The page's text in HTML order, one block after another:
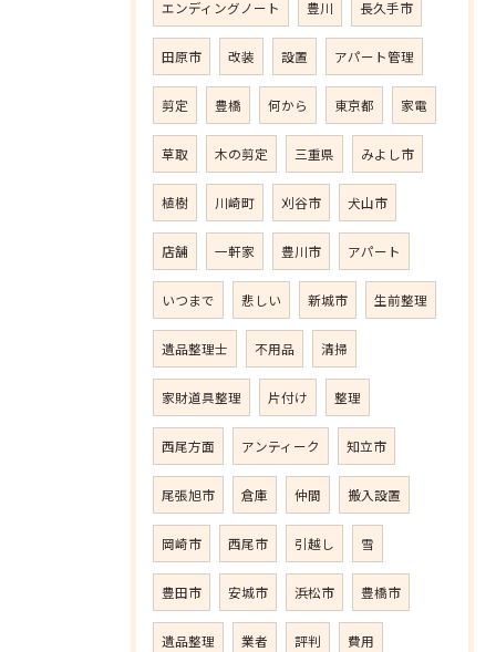
エンディングノート 豊川 長久手市
田原市 改装 設置 アパート管理
剪定 豊橋 何から 東京都 家電
草取 木の剪定 三重県 みよし市
植樹 川崎町 刈谷市 犬山市
店舗 一軒家 豊川市 アパート
いつまで 悲しい 新城市 生前整理
遺品整理士 不用品 清掃
家財道具整理 片付け 整理
西尾方面 アンティーク 知立市
尾張旭市 倉庫 仲間 搬入設置
岡崎市 西尾市 引越し 雪
豊田市 安城市 浜松市 豊橋市
遺品整理 業者 評判 費用